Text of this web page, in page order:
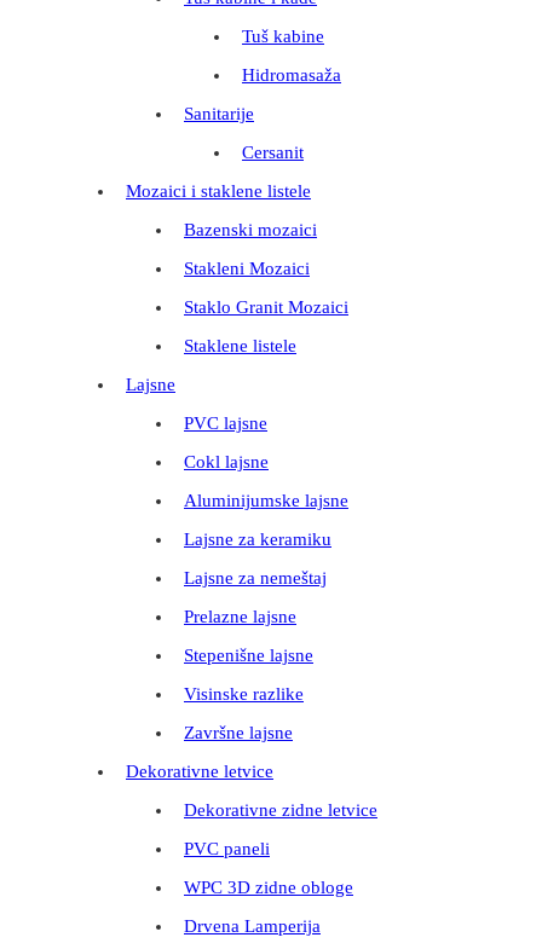
Tuš kabine
Hidromasaža
Sanitarije
Cersanit
Mozaici i staklene listele
Bazenski mozaici
Stakleni Mozaici
Staklo Granit Mozaici
Staklene listele
Lajsne
PVC lajsne
Cokl lajsne
Aluminijumske lajsne
Lajsne za keramiku
Lajsne za nemeštaj
Prelazne lajsne
Stepenišne lajsne
Visinske razlike
Završne lajsne
Dekorativne letvice
Dekorativne zidne letvice
PVC paneli
WPC 3D zidne obloge
Drvena Lamperija